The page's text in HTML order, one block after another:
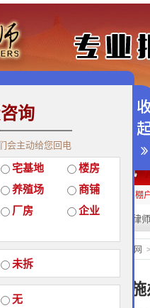
9881
拆迁维权 | 征地维权
迁补偿 征地补偿 违章拆迁补偿 棚
热门搜索: 拆迁律师
前位置： 北京创为律师事务所官网
大连市土地储备实
询
会主动给您回电
宅基地
楼房
养殖场
商铺
厂房
企业
未拆
无